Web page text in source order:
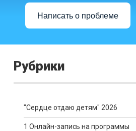
Написать о проблеме
Рубрики
"Сердце отдаю детям" 2026
1 Онлайн-запись на программы